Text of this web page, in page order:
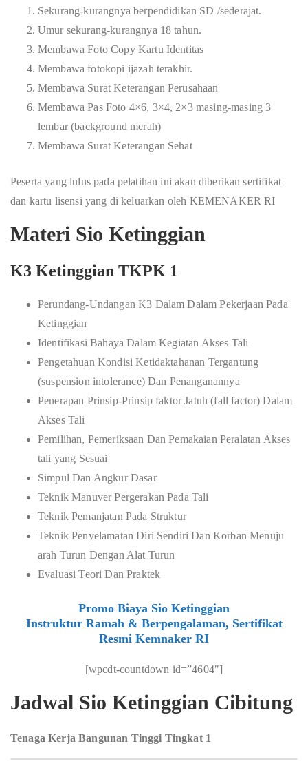
Sekurang-kurangnya berpendidikan SD /sederajat.
Umur sekurang-kurangnya 18 tahun.
Membawa Foto Copy Kartu Identitas
Membawa fotokopi ijazah terakhir.
Membawa Surat Keterangan Perusahaan
Membawa Pas Foto 4×6, 3×4, 2×3 masing-masing 3
lembar (background merah)
Membawa Surat Keterangan Sehat
Peserta yang lulus pada pelatihan ini akan diberikan sertifikat
dan kartu lisensi yang di keluarkan oleh KEMENAKER RI
Materi Sio Ketinggian
K3 Ketinggian TKPK 1
Perundang-Undangan K3 Dalam Dalam Pekerjaan Pada
Ketinggian
Identifikasi Bahaya Dalam Kegiatan Akses Tali
Pengetahuan Kondisi Ketidaktahanan Tergantung
(suspension intolerance) Dan Penanganannya
Penerapan Prinsip-Prinsip faktor Jatuh (fall factor) Dalam
Akses Tali
Pemilihan, Pemeriksaan Dan Pemakaian Peralatan Akses
tali yang Sesuai
Simpul Dan Angkur Dasar
Teknik Manuver Pergerakan Pada Tali
Teknik Pemanjatan Pada Struktur
Teknik Penyelamatan Diri Sendiri Dan Korban Menuju
arah Turun Dengan Alat Turun
Evaluasi Teori Dan Praktek
Promo Biaya Sio Ketinggian
Instruktur Ramah & Berpengalaman, Sertifikat
Resmi Kemnaker RI
[wpcdt-countdown id=”4604″]
Jadwal Sio Ketinggian Cibitung
Tenaga Kerja Bangunan Tinggi Tingkat 1